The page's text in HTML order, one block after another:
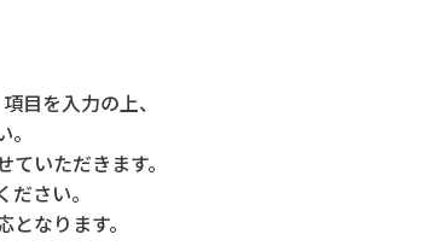
目を入力の上、
いただきます。
さい。
なります。